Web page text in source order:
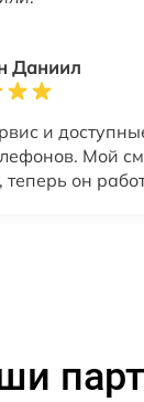
Даниил
и
Мой
теперь он